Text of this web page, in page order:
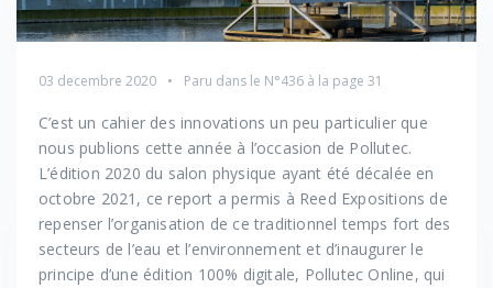
03 decembre 2020 Paru dans le N°436 à la page 31
C’est un cahier des innovations un peu particulier que
nous publions cette année à l’occasion de Pollutec.
L’édition 2020 du salon physique ayant été décalée en
octobre 2021, ce report a permis à Reed Expositions de
repenser l’organisation de ce traditionnel temps fort des
secteurs de l’eau et l’environnement et d’inaugurer le
principe d’une édition 100% digitale, Pollutec Online, qui